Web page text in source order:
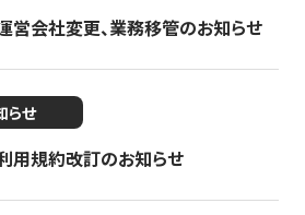
営会社変更、業務移管のお知らせ
らせ
用規約改訂のお知らせ